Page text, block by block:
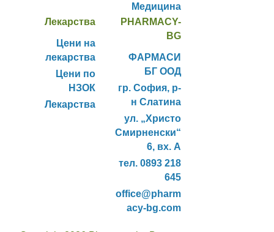
Медицина
Лекарства
Цени на
лекарства
Цени по
НЗОК
Лекарства
PHARMACY-
BG
ФАРМАСИ
БГ ООД
гр. София, р-
н Слатина
ул. „Христо
Смирненски“
6, вх. А
тел. 0893 218
645
office@pharm
acy-bg.com